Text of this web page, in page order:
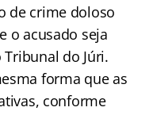
de crime doloso
o acusado seja
do Júri.
forma que as
conforme